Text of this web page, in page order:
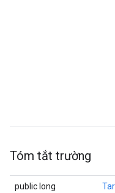
Tóm tắt trường
public long